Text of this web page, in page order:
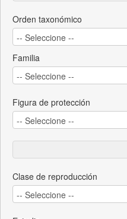
Orden taxonómico
Familia
Figura de protección
Clase de reproducción